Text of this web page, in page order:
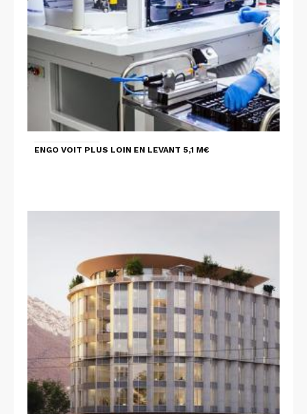
ENGO VOIT PLUS LOIN EN LEVANT 5,1 M€